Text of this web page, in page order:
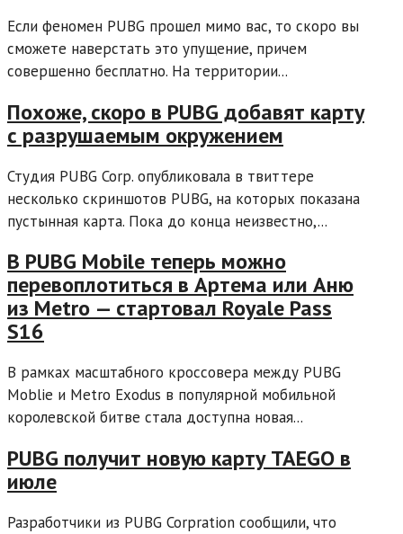
Если феномен PUBG прошел мимо вас, то скоро вы
сможете наверстать это упущение, причем
совершенно бесплатно. На территории...
Похоже, скоро в PUBG добавят карту
с разрушаемым окружением
Студия PUBG Corp. опубликовала в твиттере
несколько скриншотов PUBG, на которых показана
пустынная карта. Пока до конца неизвестно,...
В PUBG Mobile теперь можно
перевоплотиться в Артема или Аню
из Metro — стартовал Royale Pass
S16
В рамках масштабного кроссовера между PUBG
Moblie и Metro Exodus в популярной мобильной
королевской битве стала доступна новая...
PUBG получит новую карту TAEGO в
июле
Разработчики из PUBG Corpration сообщили, что